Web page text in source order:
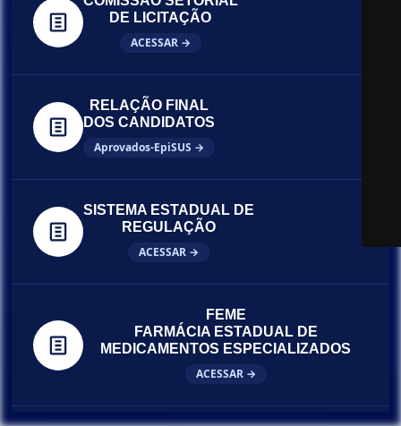
DE LICITAÇÃO
ACESSAR →
RELAÇÃO FINAL
DOS CANDIDATOS
Aprovados-EpiSUS →
SISTEMA ESTADUAL DE
REGULAÇÃO
ACESSAR →
FEME
FARMÁCIA ESTADUAL DE
MEDICAMENTOS ESPECIALIZADOS
ACESSAR →